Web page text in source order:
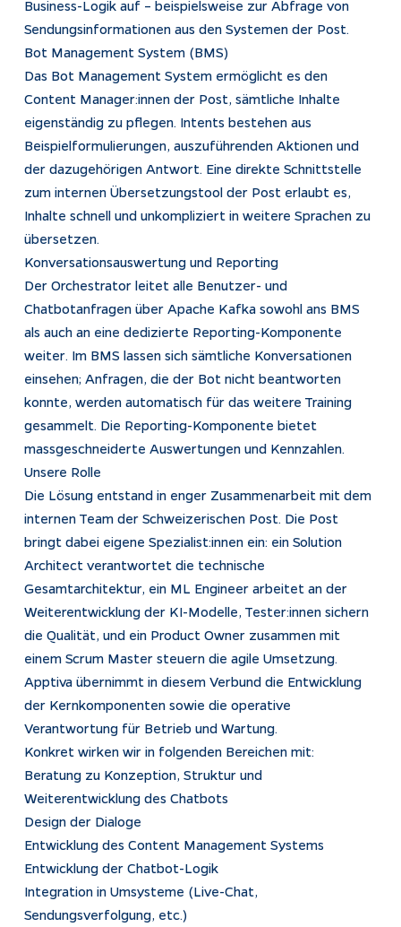
Business-Logik auf – beispielsweise zur Abfrage von
Sendungsinformationen aus den Systemen der Post.
Bot Management System (BMS)
Das Bot Management System ermöglicht es den
Content Manager:innen der Post, sämtliche Inhalte
eigenständig zu pflegen. Intents bestehen aus
Beispielformulierungen, auszuführenden Aktionen und
der dazugehörigen Antwort. Eine direkte Schnittstelle
zum internen Übersetzungstool der Post erlaubt es,
Inhalte schnell und unkompliziert in weitere Sprachen zu
übersetzen.
Konversationsauswertung und Reporting
Der Orchestrator leitet alle Benutzer- und
Chatbotanfragen über Apache Kafka sowohl ans BMS
als auch an eine dedizierte Reporting-Komponente
weiter. Im BMS lassen sich sämtliche Konversationen
einsehen; Anfragen, die der Bot nicht beantworten
konnte, werden automatisch für das weitere Training
gesammelt. Die Reporting-Komponente bietet
massgeschneiderte Auswertungen und Kennzahlen.
Unsere Rolle
Die Lösung entstand in enger Zusammenarbeit mit dem
internen Team der Schweizerischen Post. Die Post
bringt dabei eigene Spezialist:innen ein: ein Solution
Architect verantwortet die technische
Gesamtarchitektur, ein ML Engineer arbeitet an der
Weiterentwicklung der KI-Modelle, Tester:innen sichern
die Qualität, und ein Product Owner zusammen mit
einem Scrum Master steuern die agile Umsetzung.
Apptiva übernimmt in diesem Verbund die Entwicklung
der Kernkomponenten sowie die operative
Verantwortung für Betrieb und Wartung.
Konkret wirken wir in folgenden Bereichen mit:
Beratung zu Konzeption, Struktur und
Weiterentwicklung des Chatbots
Design der Dialoge
Entwicklung des Content Management Systems
Entwicklung der Chatbot-Logik
Integration in Umsysteme (Live-Chat,
Sendungsverfolgung, etc.)